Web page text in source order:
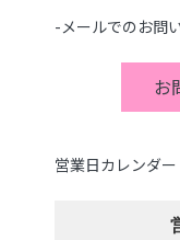
-メールでのお問
お
営業日カレンダー